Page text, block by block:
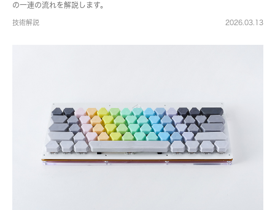
の一連の流れを解説します。
技術解説 2026.03.13